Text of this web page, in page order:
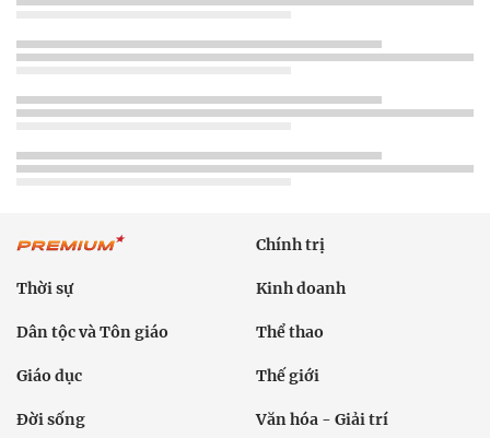
Chính trị
Thời sự Kinh doanh
Dân tộc và Tôn giáo Thể thao
Giáo dục Thế giới
Đời sống Văn hóa - Giải trí